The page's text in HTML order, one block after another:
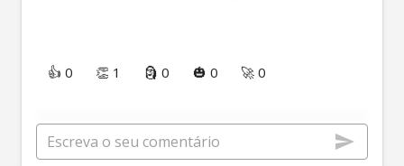
👍 0 👏 1 🗿 0 🎃 0 🚀 0